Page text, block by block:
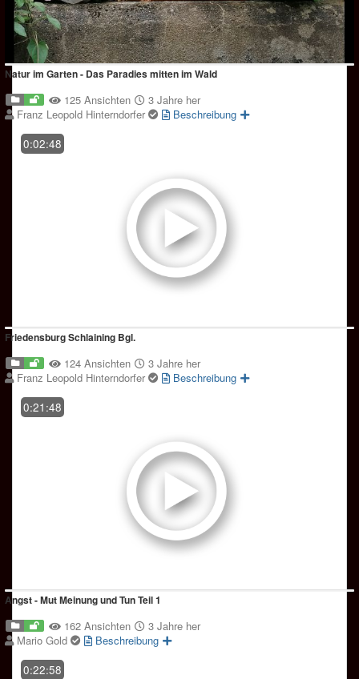
Natur im Garten - Das Paradies mitten im Wald
125 Ansichten
3 Jahre her
Franz Leopold Hinterndorfer
Beschreibung
0:02:48
Friedensburg Schlaining Bgl.
124 Ansichten
3 Jahre her
Franz Leopold Hinterndorfer
Beschreibung
0:21:48
Angst - Mut Meinung und Tun Teil 1
162 Ansichten
3 Jahre her
Mario Gold
Beschreibung
0:22:58